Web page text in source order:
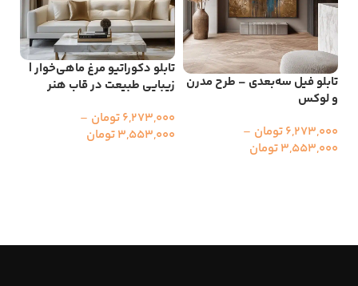
تابلو فیل سه‌بعدی – طرح مدرن
و لوکس
6,273,000تومان –
3,553,000تومان
تابلو دکوراتیو مرغ ماهی‌خوار |
زیبایی طبیعت در قاب هنر
6,273,000تومان –
3,553,000تومان